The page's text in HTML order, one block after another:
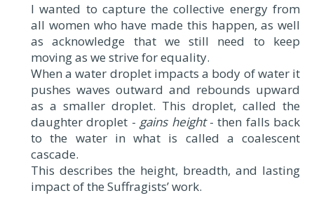
I wanted to capture the collective energy from
all women who have made this happen, as well
as acknowledge that we still need to keep
moving as we strive for equality.
When a water droplet impacts a body of water it
pushes waves outward and rebounds upward
as a smaller droplet. This droplet, called the
daughter droplet - gains height- then falls back
to the water in what is called a coalescent
cascade.
This describes the height, breadth, and lasting
impact of the Suffragists’ work.